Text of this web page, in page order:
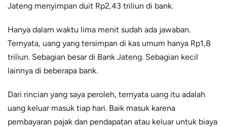
Jateng menyimpan duit Rp2,43 triliun di bank.
Hanya dalam waktu lima menit sudah ada jawaban.
Ternyata, uang yang tersimpan di kas umum hanya Rp1,8
triliun. Sebagian besar di Bank Jateng. Sebagian kecil
lainnya di beberapa bank.
Dari rincian yang saya peroleh, ternyata uang itu adalah
uang keluar masuk tiap hari. Baik masuk karena
pembayaran pajak dan pendapatan atau keluar untuk biaya